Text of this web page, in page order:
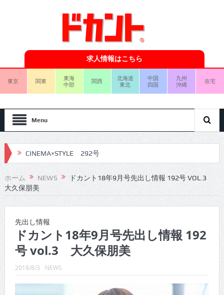
求人情報はこちら
東京 関東
東海
中部
関西
北海道
東北
中国
四国
九州
沖縄
在宅
Menu
CINEMA×STYLE 292号
CINEMA×STYLE 291号
CINEMA×STYLE 290号
CINEMA×STYLE 288号
CINEMA×STYLE 287号
CINEMA×STYLE 286号
ホーム NEWS
ドカント18年9月号先出し情報 192号 VOL.3
大久保朋美
先出し情報
ドカント18年9月号先出し情報 192
号 vol.3 大久保朋美
2018/8/3 NEWS